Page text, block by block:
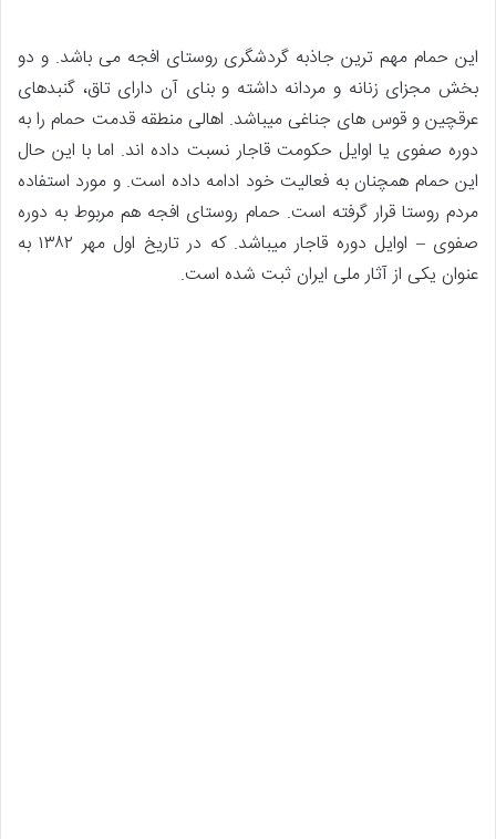
این حمام مهم ترین جاذبه گردشگری روستای افجه می باشد. و دو
بخش مجزای زنانه و مردانه داشته و بنای آن دارای تاق، گنبدهای
عرقچین و قوس های جناغی میباشد. اهالی منطقه قدمت حمام را به
دوره صفوی یا اوایل حکومت قاجار نسبت داده اند. اما با این حال
این حمام همچنان به فعالیت خود ادامه داده است. و مورد استفاده
مردم روستا قرار گرفته است. حمام روستای افجه هم مربوط به دوره
صفوی – اوایل دوره قاجار میباشد. که در تاریخ اول مهر ۱۳۸۲ به
عنوان یکی از آثار ملی ایران ثبت شده است.